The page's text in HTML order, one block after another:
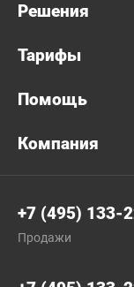
Решения
Тарифы
Помощь
Компания
+7 (495) 133-
Продажи